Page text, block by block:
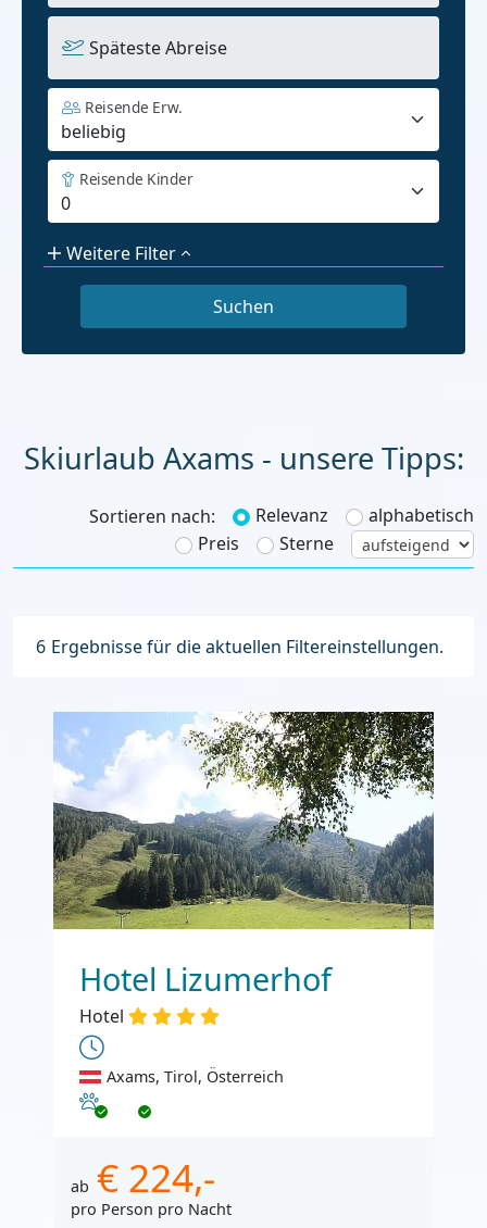
Späteste Abreise
Reisende Erw.
Reisende Kinder
Weitere Filter
Skiurlaub
Sortieren nach: Relevanz
alphabetisch
Preis
Sterne
6 Ergebnisse für die aktuellen Filtereinstellungen.
Hotel Lizumerhof
Hotel
Axams, Tirol, Österreich
Haustiere erlaubt
ab € 224,-
pro Person pro Nacht